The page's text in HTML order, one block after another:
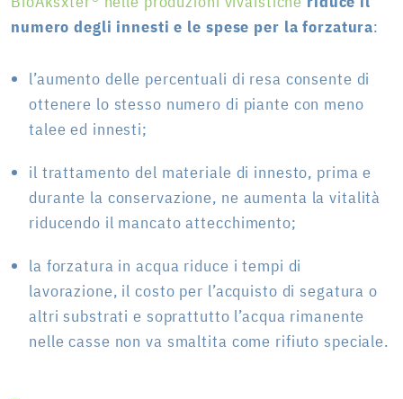
numero degli innesti e le spese per la forzatura:
l’aumento delle percentuali di resa consente di
ottenere lo stesso numero di piante con meno
talee ed innesti;
il trattamento del materiale di innesto, prima e
durante la conservazione, ne aumenta la vitalità
riducendo il mancato attecchimento;
la forzatura in acqua riduce i tempi di
lavorazione, il costo per l’acquisto di segatura o
altri substrati e soprattutto l’acqua rimanente
nelle casse non va smaltita come rifiuto speciale.